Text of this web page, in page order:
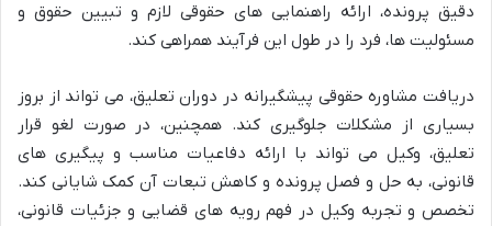
دقیق پرونده، ارائه راهنمایی های حقوقی لازم و تبیین حقوق و
مسئولیت ها، فرد را در طول این فرآیند همراهی کند.
دریافت مشاوره حقوقی پیشگیرانه در دوران تعلیق، می تواند از بروز
بسیاری از مشکلات جلوگیری کند. همچنین، در صورت لغو قرار
تعلیق، وکیل می تواند با ارائه دفاعیات مناسب و پیگیری های
قانونی، به حل و فصل پرونده و کاهش تبعات آن کمک شایانی کند.
تخصص و تجربه وکیل در فهم رویه های قضایی و جزئیات قانونی،